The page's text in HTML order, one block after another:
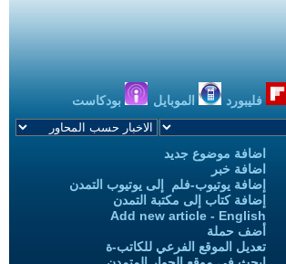
فليبورد الموبايل بودكاست
اضافة موضوع جديد
اضافة خبر
إضافة يوتيوب-فلم إلى يوتيوب التمدن
إضافة كتاب إلى مكتبة التمدن
Add new article - English
أضف حملة
تعديل الموقع الفرعي للكاتب-ة